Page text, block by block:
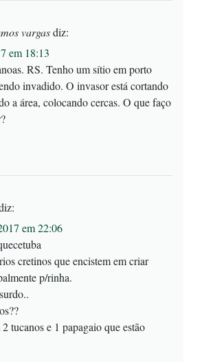
vargasdiz:
em 18:13
RS. Tenho um sítio em porto
invadido. O invasor está cortando
a área, colocando cercas. O que faço
em 22:06
cretinos que encistem em criar
p/rinha.
tucanos e 1 papagaio que estão